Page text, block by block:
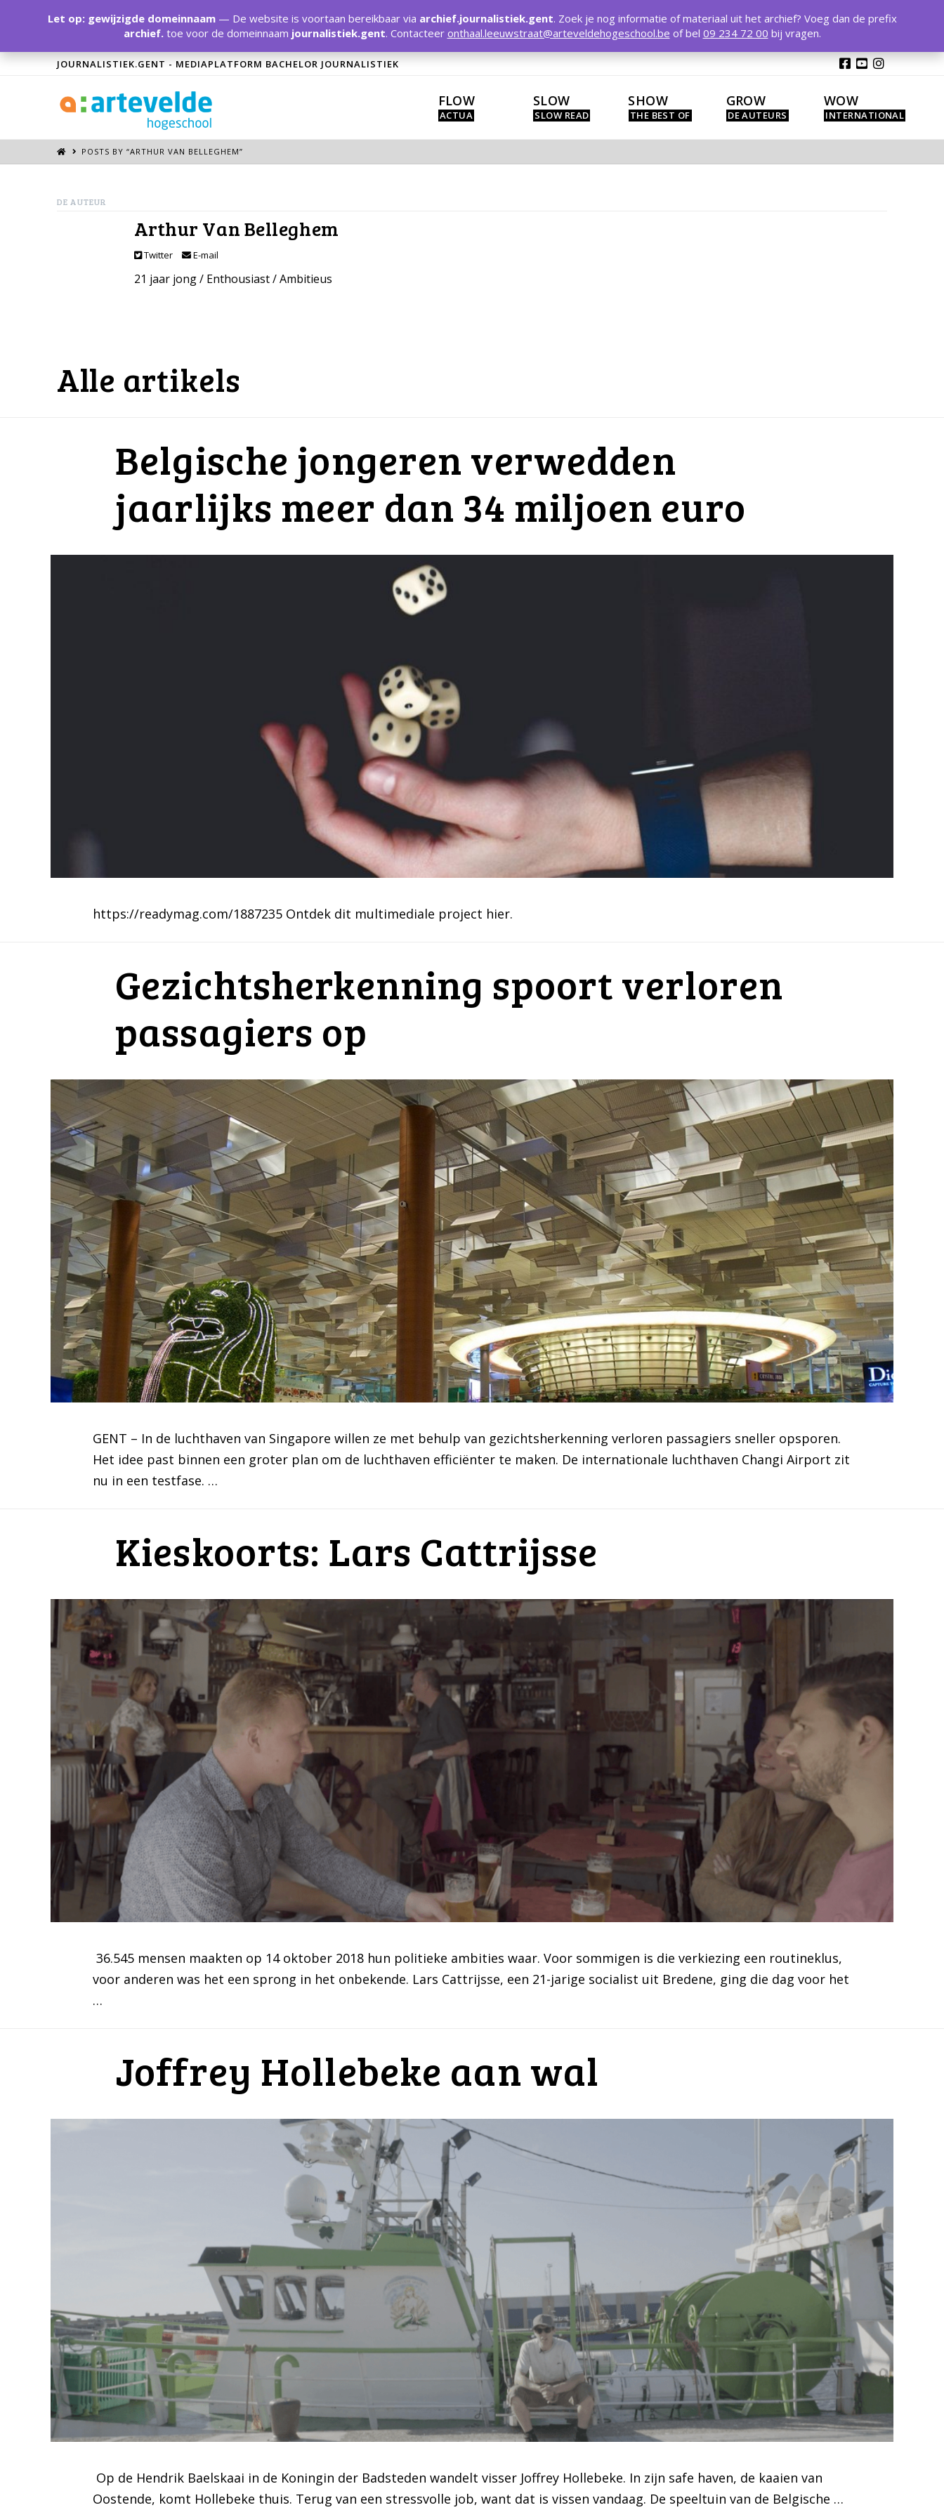
JOURNALISTIEK.GENT - MEDIAPLATFORM BACHELOR JOURNALISTIEK
FLOW SLOW SHOW GROW WOW
POSTS BY “ARTHUR VAN BELLEGHEM”
DE AUTEUR
Arthur Van Belleghem
Twitter E-mail
21 jaar jong / Enthousiast / Ambitieus
Alle artikels
Belgische jongeren verwedden
jaarlijks meer dan 34 miljoen euro
https://readymag.com/1887235 Ontdek dit multimediale project hier.
Gezichtsherkenning spoort verloren
passagiers op
GENT – In de luchthaven van Singapore willen ze met behulp van gezichtsherkenning verloren passagiers sneller opsporen.
Het idee past binnen een groter plan om de luchthaven efficiënter te maken. De internationale luchthaven Changi Airport zit
nu in een testfase. …
Kieskoorts: Lars Cattrijsse
36.545 mensen maakten op 14 oktober 2018 hun politieke ambities waar. Voor sommigen is die verkiezing een routineklus,
voor anderen was het een sprong in het onbekende. Lars Cattrijsse, een 21-jarige socialist uit Bredene, ging die dag voor het
…
Joffrey Hollebeke aan wal
Op de Hendrik Baelskaai in de Koningin der Badsteden wandelt visser Joffrey Hollebeke. In zijn safe haven, de kaaien van
Oostende, komt Hollebeke thuis. Terug van een stressvolle job, want dat is vissen vandaag. De speeltuin van de Belgische …
Let op: gewijzigde domeinnaam— De website is voortaan bereikbaar via archief.journalistiek.gent. Zoek je nog informatie of materiaal uit het archief? Voeg dan de prefix
archief.toe voor de domeinnaam journalistiek.gent. Contacteer onthaal.leeuwstraat@arteveldehogeschool.be of bel 09 234 72 00 bij vragen.